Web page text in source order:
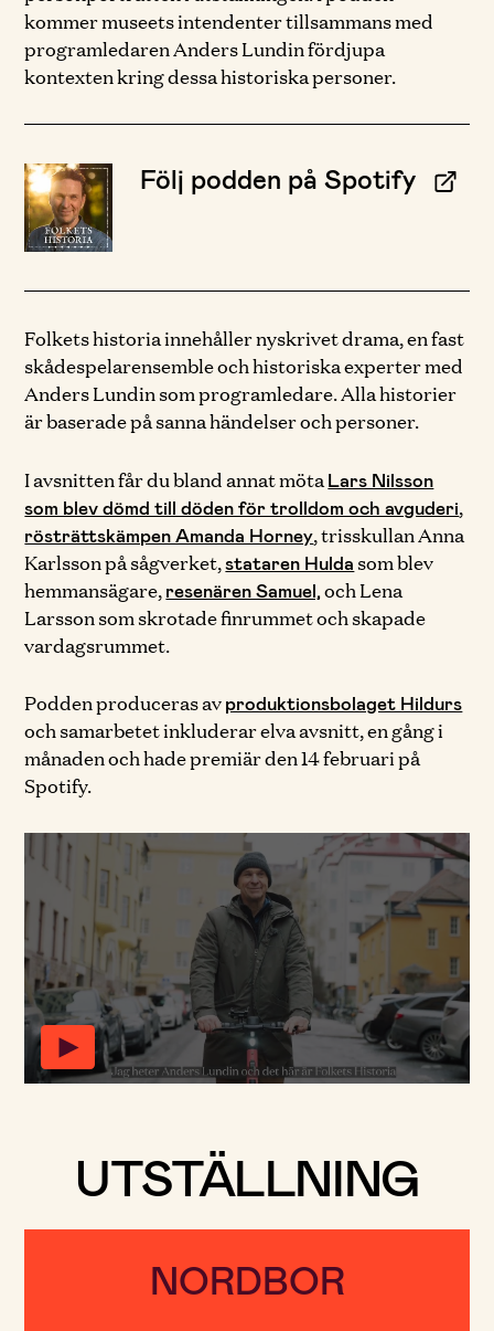
kommer museets intendenter tillsammans med
programledaren Anders Lundin fördjupa
kontexten kring dessa historiska personer.
Följ podden på Spotify
Folkets historia innehåller nyskrivet drama, en fast
skådespelarensemble och historiska experter med
Anders Lundin som programledare. Alla historier
är baserade på sanna händelser och personer.
I avsnitten får du bland annat mötaLars Nilsson
som blev dömd till döden för trolldom och avguderi,
rösträttskämpen Amanda Horney, trisskullan Anna
Karlsson på sågverket,stataren Hulda som blev
hemmansägare, resenären Samuel, och Lena
Larsson som skrotade finrummet och skapade
vardagsrummet.
Podden produceras av produktionsbolaget Hildurs
och samarbetet inkluderar elva avsnitt, en gång i
månaden och hade premiär den 14 februari på
Spotify.
Du behöver tillåta marknadsförings- och
analyskakor för att se videon.
Ändra mina inställningar
UTSTÄLLNING
NORDBOR